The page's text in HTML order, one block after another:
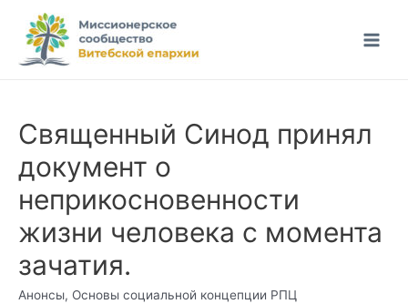
Перейти
содержимому
Main
Священный Синод принял
документ о
неприкосновенности
жизни человека с момента
зачатия.
Анонсы, Основы социальной концепции РПЦ